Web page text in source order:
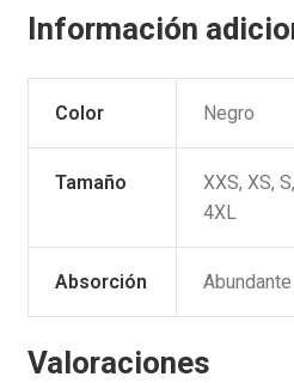
Información
Color Negro
Tamaño
XXS, XS,
4XL
Absorción Abundante
Valoraciones